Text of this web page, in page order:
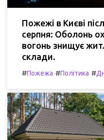
Пожежі в Києві
серпня: Оболонь
вогонь знищує
склади.
#Пожежа #Політика #